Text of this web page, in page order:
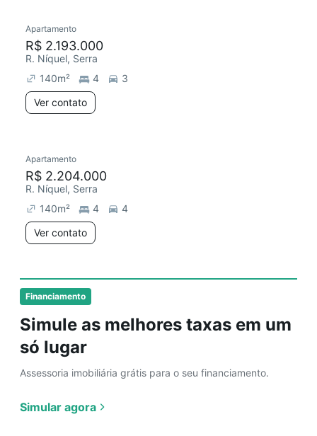
Financiamento
Simule as melhores taxas em um
só lugar
Assessoria imobiliária grátis para o seu financiamento.
Simular agora
Apartamento
R$ 2.193.000
R. Níquel, Serra
140m² 4
3
Ver contato
Apartamento
R$ 2.204.000
R. Níquel, Serra
140m² 4
4
Ver contato